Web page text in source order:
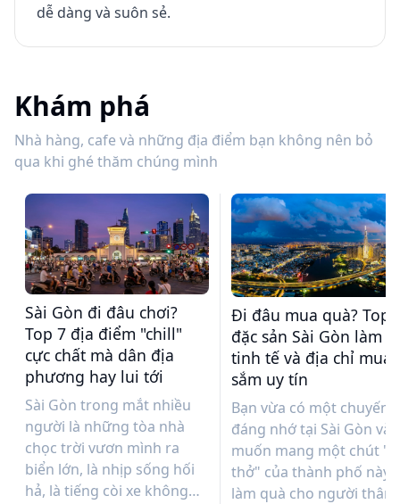
dễ dàng và suôn sẻ.
Khám phá
Nhà hàng, cafe và những địa điểm bạn không nên bỏ
qua khi ghé thăm chúng mình
Sài Gòn đi đâu chơi?
Top 7 địa điểm "chill"
cực chất mà dân địa
phương hay lui tới
Sài Gòn trong mắt nhiều
người là những tòa nhà
chọc trời vươn mình ra
biển lớn, là nhịp sống hối
hả, là tiếng còi xe không
Đi đâu mua quà? Top
đặc sản Sài Gòn làm
tinh tế và địa chỉ mua
sắm uy tín
Bạn vừa có một chuyến
đáng nhớ tại Sài Gòn và
muốn mang một chút
thở" của thành phố này
làm quà cho người thân,